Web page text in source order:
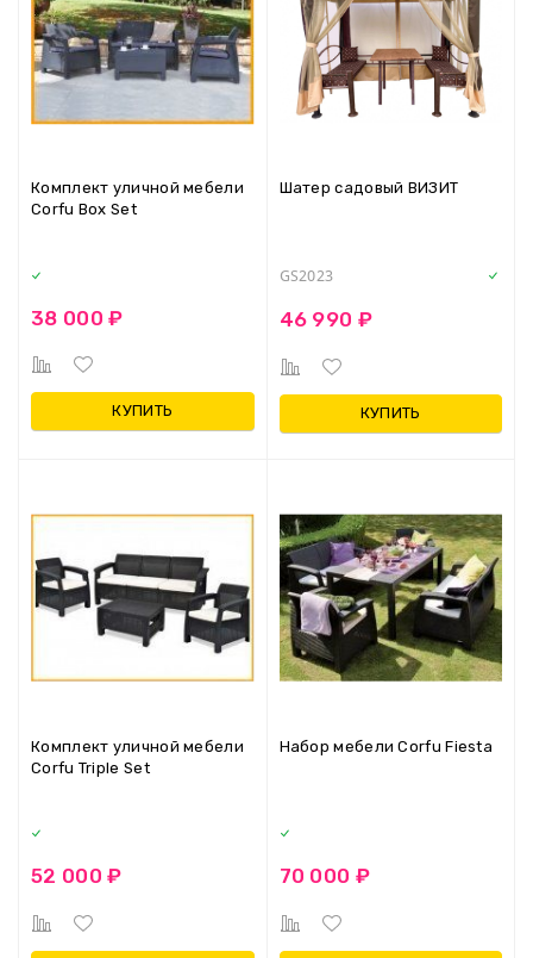
Комплект уличной мебели
Corfu Box Set
38 000 ₽
КУПИТЬ
Шатер садовый ВИЗИТ
GS2023
46 990 ₽
КУПИТЬ
Комплект уличной мебели
Corfu Triple Set
52 000 ₽
Набор мебели Corfu Fiesta
70 000 ₽